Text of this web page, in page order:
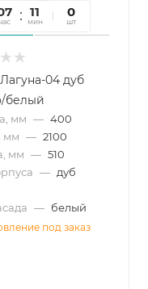
11
мин
26
сек
0
шт
04 дуб
белый
мм — 400
мм — 2100
мм — 510
— дуб
— белый
под заказ